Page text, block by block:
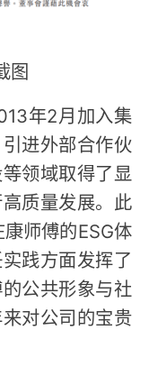
图
年2月加入集
进外部合作伙
领域取得了显
质量发展。此
师傅的ESG体
践方面发挥了
公共形象与社
对公司的宝贵